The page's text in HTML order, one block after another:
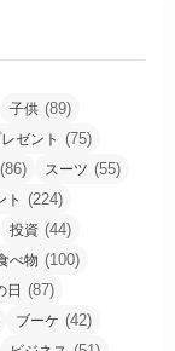
子供 (89)
ゼント (75)
(86) スーツ (55)
ト (224)
投資 (44)
べ物 (100)
日 (87)
ブーケ (42)